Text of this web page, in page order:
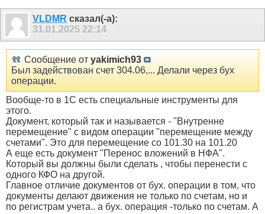
VLDMR сказал(-а):
31.01.2025 22:14
Сообщение от yakimich93
Был задействован счет 304.06,... Делали через бух
операции.
Вообще-то в 1С есть специальные инструменты для
этого.
Документ, который так и называется - "Внутренне
перемещение" с видом операции "перемещение между
счетами". Это для перемещение со 101.30 на 101.20
А еще есть документ "Перенос вложений в НФА".
Который вы должны были сделать , чтобы перенести с
одного КФО на другой.
Главное отличие документов от бух. операции в том, что
документы делают движения не только по счетам, но и
по регистрам учета.. а бух. операция -только по счетам. А